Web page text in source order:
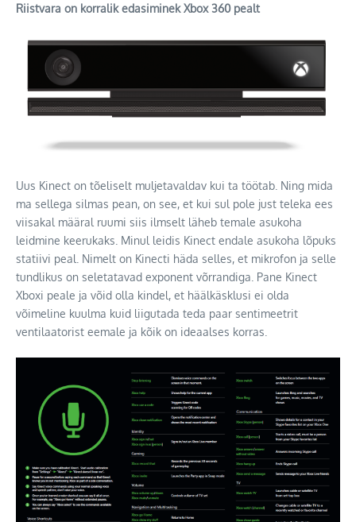
Riistvara on korralik edasiminek Xbox 360 pealt
Uus Kinect on tõeliselt muljetavaldav kui ta töötab. Ning mida
ma sellega silmas pean, on see, et kui sul pole just teleka ees
viisakal määral ruumi siis ilmselt läheb temale asukoha
leidmine keerukaks. Minul leidis Kinect endale asukoha lõpuks
statiivi peal. Nimelt on Kinecti häda selles, et mikrofon ja selle
tundlikus on seletatavad exponent võrrandiga. Pane Kinect
Xboxi peale ja võid olla kindel, et häälkäsklusi ei olda
võimeline kuulma kuid liigutada teda paar sentimeetrit
ventilaatorist eemale ja kõik on ideaalses korras.